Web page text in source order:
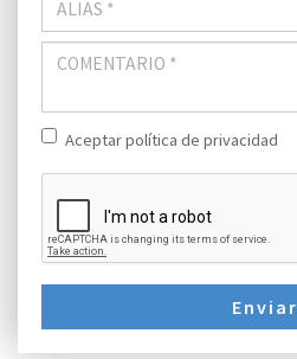
Aceptar política de privacidad
Enviar